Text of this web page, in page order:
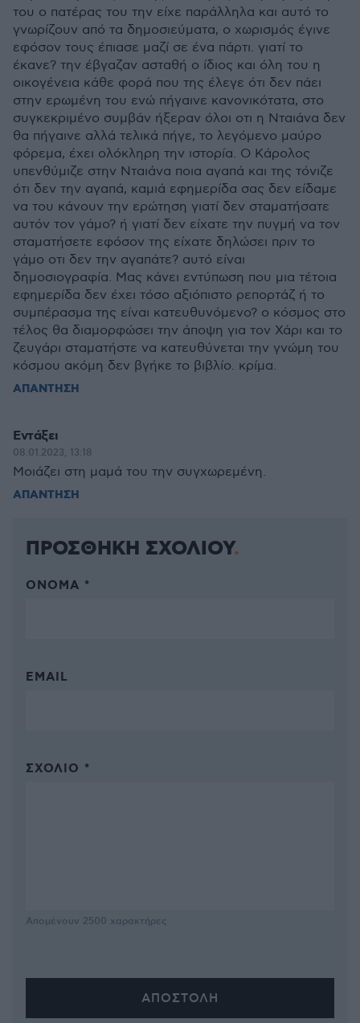
του ο πατέρας του την είχε παράλληλα και αυτό το
γνωρίζουν από τα δημοσιεύματα, ο χωρισμός έγινε
εφόσον τους έπιασε μαζί σε ένα πάρτι. γιατί το
έκανε? την έβγαζαν ασταθή ο ίδιος και όλη του η
οικογένεια κάθε φορά που της έλεγε ότι δεν πάει
στην ερωμένη του ενώ πήγαινε κανονικότατα, στο
συγκεκριμένο συμβάν ήξεραν όλοι οτι η Νταιάνα δεν
θα πήγαινε αλλά τελικά πήγε, το λεγόμενο μαύρο
φόρεμα, έχει ολόκληρη την ιστορία. Ο Κάρολος
υπενθύμιζε στην Νταιάνα ποια αγαπά και της τόνιζε
ότι δεν την αγαπά, καμιά εφημερίδα σας δεν είδαμε
να του κάνουν την ερώτηση γιατί δεν σταματήσατε
αυτόν τον γάμο? ή γιατί δεν είχατε την πυγμή να τον
σταματήσετε εφόσον της είχατε δηλώσει πριν το
γάμο οτι δεν την αγαπάτε? αυτό είναι
δημοσιογραφία. Μας κάνει εντύπωση που μια τέτοια
εφημερίδα δεν έχει τόσο αξιόπιστο ρεπορτάζ ή το
συμπέρασμα της είναι κατευθυνόμενο? ο κόσμος στο
τέλος θα διαμορφώσει την άποψη για τον Χάρι και το
ζευγάρι σταματήστε να κατευθύνεται την γνώμη του
κόσμου ακόμη δεν βγήκε το βιβλίο. κρίμα.
ΑΠΑΝΤΗΣΗ
Εντάξει
08.01.2023, 13:18
Μοιάζει στη μαμά του την συγχωρεμένη.
ΑΠΑΝΤΗΣΗ
ΠΡΟΣΘΗΚΗ ΣΧΟΛΙΟΥ
ΌΝΟΜΑ *
EMAIL
ΣΧΌΛΙΟ *
Απομένουν 2500 χαρακτήρες